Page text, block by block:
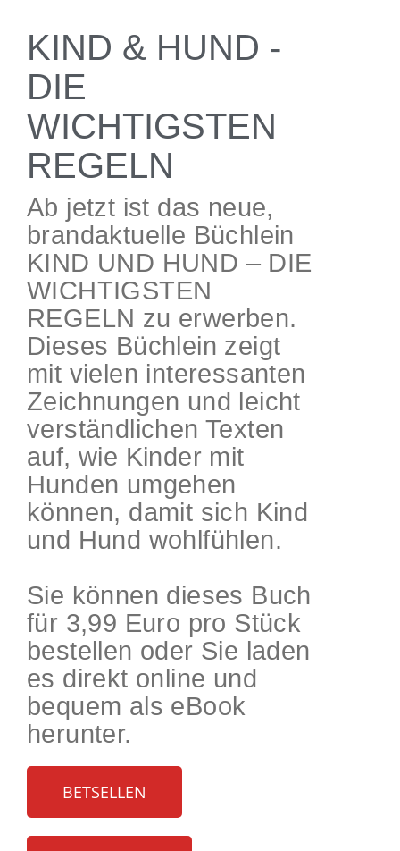
KIND & HUND -
DIE
WICHTIGSTEN
REGELN
Ab jetzt ist das neue,
brandaktuelle Büchlein
KIND UND HUND – DIE
WICHTIGSTEN
REGELN zu erwerben.
Dieses Büchlein zeigt
mit vielen interessanten
Zeichnungen und leicht
verständlichen Texten
auf, wie Kinder mit
Hunden umgehen
können, damit sich Kind
und Hund wohlfühlen.
Sie können dieses Buch
für 3,99 Euro pro Stück
bestellen oder Sie laden
es direkt online und
bequem als eBook
herunter.
BETSELLEN